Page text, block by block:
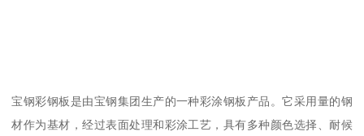
宝钢彩钢板是由宝钢集团生产的一种彩涂钢板产品。它采用量的钢
材作为基材，经过表面处理和彩涂工艺，具有多种颜色选择、耐候